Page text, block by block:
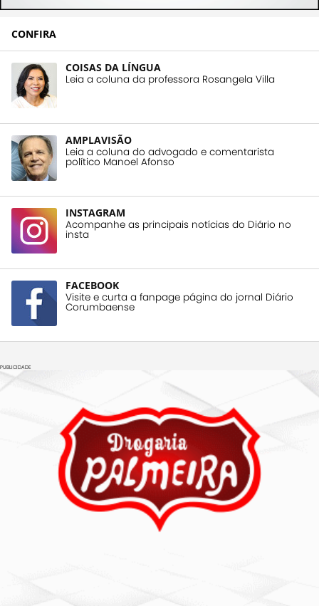
CONFIRA
COISAS DA LÍNGUA
Leia a coluna da professora Rosangela Villa
AMPLAVISÃO
Leia a coluna do advogado e comentarista
político Manoel Afonso
INSTAGRAM
Acompanhe as principais notícias do Diário no
insta
FACEBOOK
Visite e curta a fanpage página do jornal Diário
Corumbaense
PUBLICIDADE